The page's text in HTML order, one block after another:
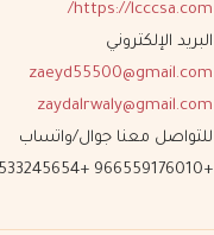
https://lcccsa.com/
البريد الإلكتروني
zaeyd55500@gmail.com
zaydalrwaly@gmail.com
للتواصل معنا جوال/واتساب
+966559176010 +966533245654